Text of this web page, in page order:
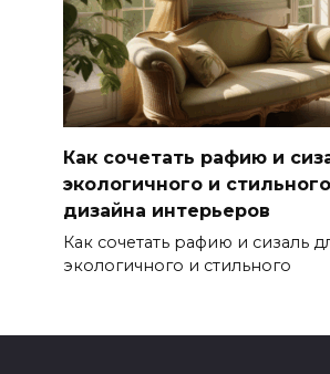
Как сочетать рафию и
экологичного и
дизайна интерьеров
Как сочетать рафию и сизаль
экологичного и стильного